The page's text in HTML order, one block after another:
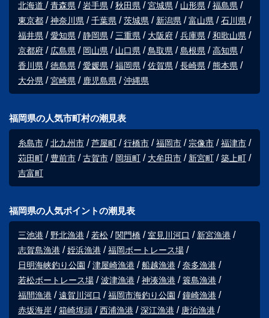
北海道 青森県 岩手県 秋田県 宮城県 山形県
福島県
東京都
神奈川県 千葉県 茨城県 新潟県 富山県
石川県
福井県
愛知県 静岡県 三重県 大阪府 兵庫県
和歌山県
京都府
広島県 岡山県 山口県 鳥取県 島根県
高知県
香川県
徳島県 愛媛県 福岡県 佐賀県 長崎県
熊本県
大分県
宮崎県 鹿児島県 沖縄県
福岡県の人気市町村の潮見表
糸島市 北九州市 芦屋町 行橋市 福岡市 宗像市
福津市
苅田町
豊前市 古賀市 岡垣町 大牟田市 新宮町
築上町
吉富町
福岡県の人気ポイントの潮見表
三池港 野北漁港 若松 関門橋 室見川河口
新宮漁港
志賀島漁港
姪浜漁港
福岡ボートレース場
日明海峡釣り公園
津屋崎漁港 船越漁港
奈多漁港
若松ボートレース場
波津漁港 神湊漁港
簑島漁港
福間漁港
遠賀川河口 福岡市海釣り公園
鐘崎漁港
赤坂海岸
箱崎埠頭 西浦漁港 深江漁港
唐泊漁港